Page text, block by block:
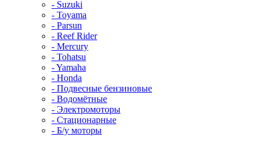
- Suzuki
- Toyama
- Parsun
- Reef Rider
- Mercury
- Tohatsu
- Yamaha
- Honda
- Подвесные бензиновые
- Водомётные
- Электромоторы
- Стационарные
- Б/у моторы